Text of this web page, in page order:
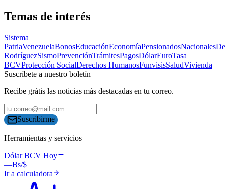
Temas de interés
Sistema
PatriaVenezuelaBonosEducaciónEconomíaPensionadosNacionales
RodríguezSismoPrevenciónTrámitesPagosDólarEuroTasa
BCVProtección SocialDerechos HumanosFunvisisSaludVivienda
Suscríbete a nuestro boletín
Recibe grátis las noticias más destacadas en tu correo.
Suscribirme
Herramientas y servicios
Dólar BCV Hoy
—Bs/$
Ir a calculadora